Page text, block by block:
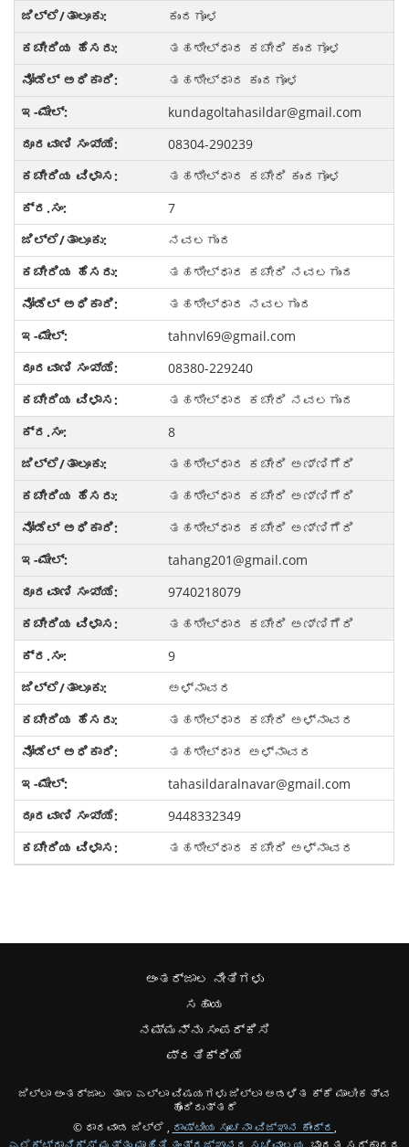
ಕುಂದಗೂಳ
ತಹಶೀಲ್ಧಾರ ಕಚೇರಿ ಕುಂದಗೂಳ
ತಹಶೀಲ್ಧಾರ ಕುಂದಗೂಳ
kundagoltahasildar@gmail.com
08304-290239
ತಹಶೀಲ್ಧಾರ ಕಚೇರಿ ಕುಂದಗೂಳ
7
ನವಲಗುಂದ
ತಹಶೀಲ್ಧಾರ ಕಚೇರಿ ನವಲಗುಂದ
ತಹಶೀಲ್ಧಾರ ನವಲಗುಂದ
tahnvl69@gmail.com
08380-229240
ತಹಶೀಲ್ಧಾರ ಕಚೇರಿ ನವಲಗುಂದ
8
ತಹಶೀಲ್ಧಾರ ಕಚೇರಿ ಅಣ್ಣಿಗೆರಿ
ತಹಶೀಲ್ಧಾರ ಕಚೇರಿ ಅಣ್ಣಿಗೆರಿ
ತಹಶೀಲ್ಧಾರ ಕಚೇರಿ ಅಣ್ಣಿಗೆರಿ
tahang201@gmail.com
9740218079
ತಹಶೀಲ್ಧಾರ ಕಚೇರಿ ಅಣ್ಣಿಗೆರಿ
9
ಅಳ್ನಾವರ
ತಹಶೀಲ್ಧಾರ ಕಚೇರಿ ಅಳ್ನಾವರ
ತಹಶೀಲ್ಧಾರ ಅಳ್ನಾವರ
tahasildaralnavar@gmail.com
9448332349
ತಹಶೀಲ್ಧಾರ ಕಚೇರಿ ಅಳ್ನಾವರ
ಅಂತರ್ಜಾಲ ನೀತಿಗಳು
ಸಹಾಯ
ನಮ್ಮನ್ನು ಸಂಪರ್ಕಿಸಿ
ಪ್ರತಿಕ್ರಿಯೆ
ಜಿಲ್ಲಾ ಅಂತರ್ಜಾಲ ತಾಣ ಎಲ್ಲಾ ವಿಷಯಗಳು ಜಿಲ್ಲಾ ಆಡಳಿತ ಕ್ಕೆ ಮಾಲೀಕತ್ವ
ಹೊಂದಿರುತ್ತದೆ
© ಧಾರವಾಡ ಜಿಲ್ಲೆ , ರಾಷ್ಟೀಯ ಸೂಚನಾ ವಿಜ್ಞಾನ ಕೇಂದ್ರ ,